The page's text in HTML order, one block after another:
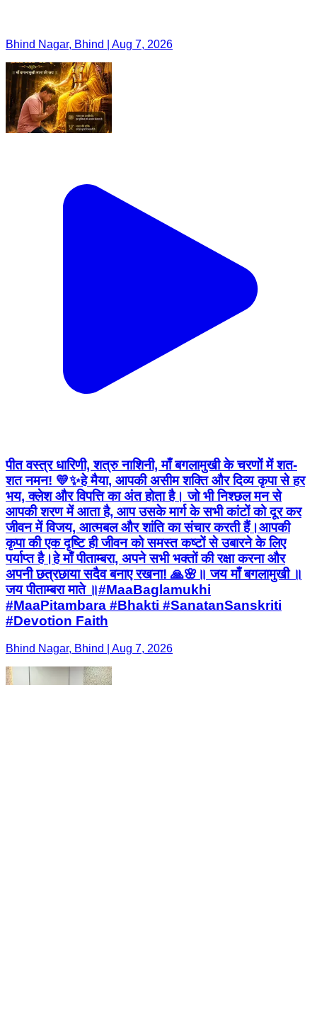
Bhind Nagar, Bhind | Aug 7, 2026
पीत वस्त्र धारिणी, शत्रु नाशिनी, माँ बगलामुखी के चरणों में शत-
शत नमन! 💛✨ ​हे मैया, आपकी असीम शक्ति और दिव्य कृपा से हर
भय, क्लेश और विपत्ति का अंत होता है। जो भी निश्छल मन से
आपकी शरण में आता है, आप उसके मार्ग के सभी कांटों को दूर कर
जीवन में विजय, आत्मबल और शांति का संचार करती हैं। ​आपकी
कृपा की एक दृष्टि ही जीवन को समस्त कष्टों से उबारने के लिए
पर्याप्त है। ​हे माँ पीताम्बरा, अपने सभी भक्तों की रक्षा करना और
अपनी छत्रछाया सदैव बनाए रखना! 🙏🌸 ​॥ जय माँ बगलामुखी ॥
जय पीताम्बरा माते ॥ ​#MaaBaglamukhi
#MaaPitambara #Bhakti #SanatanSanskriti
#Devotion Faith
Bhind Nagar, Bhind | Aug 7, 2026